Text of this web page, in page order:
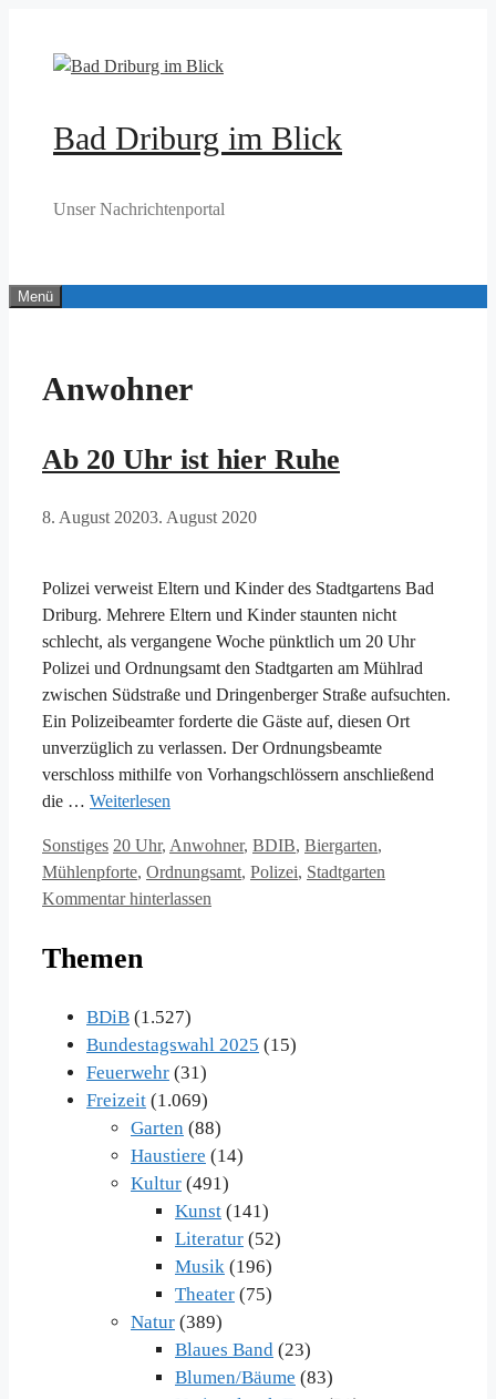
springen
Bad Driburg im Blick
Unser Nachrichtenportal
Menü
Anwohner
Ab 20 Uhr ist hier Ruhe
8. August 20203. August 2020
Polizei verweist Eltern und Kinder des Stadtgartens Bad
Driburg. Mehrere Eltern und Kinder staunten nicht
schlecht, als vergangene Woche pünktlich um 20 Uhr
Polizei und Ordnungsamt den Stadtgarten am Mühlrad
zwischen Südstraße und Dringenberger Straße aufsuchten.
Ein Polizeibeamter forderte die Gäste auf, diesen Ort
unverzüglich zu verlassen. Der Ordnungsbeamte
verschloss mithilfe von Vorhangschlössern anschließend
die … Weiterlesen
Kategorien
Sonstiges Schlagwörter
20 Uhr, Anwohner, BDIB, Biergarten,
Mühlenpforte, Ordnungsamt, Polizei, Stadtgarten
Kommentar hinterlassen
Themen
BDiB (1.527)
Bundestagswahl 2025 (15)
Feuerwehr (31)
Freizeit (1.069)
Garten (88)
Haustiere (14)
Kultur (491)
Kunst (141)
Literatur (52)
Musik (196)
Theater (75)
Natur (389)
Blaues Band (23)
Blumen/Bäume (83)